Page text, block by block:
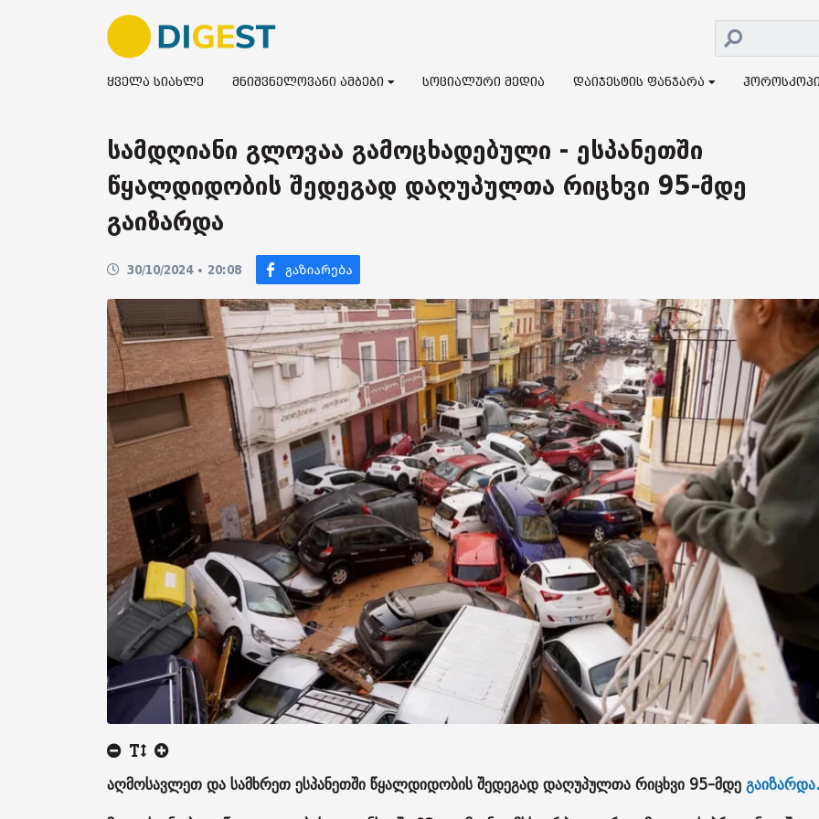
ყველა სიახლე მნიშვნელოვანი ამბები სოციალური მედია დაიჯესტის ფანჯარა
სამდღიანი გლოვაა გამოცხადებული - ესპანეთში
წყალდიდობის შედეგად დაღუპულთა რიცხვი 95-მდე
გაიზარდა
30/10/2024 • 20:08
აღმოსავლეთ და სამხრეთ ესპანეთში წყალდიდობის შედეგად დაღუპულთა რიცხვი 95-მდე გაიზარდა.